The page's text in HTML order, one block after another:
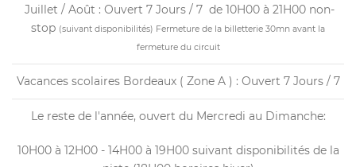
Juillet / Août : Ouvert 7 Jours / 7 de 10H00 à 21H00 non-
stop (suivant disponibilités) Fermeture de la billetterie 30mn avant la
fermeture du circuit
Vacances scolaires Bordeaux ( Zone A ) : Ouvert 7 Jours / 7
Le reste de l'année, ouvert du Mercredi au Dimanche:
10H00 à 12H00 - 14H00 à 19H00 suivant disponibilités de la